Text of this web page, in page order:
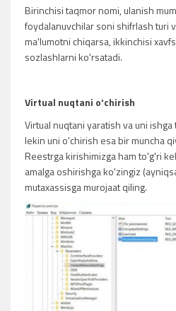
Birinchisi taqmor nomi, ulanish
foydalanuvchilar soni shifrlash turi
ma'lumotni chiqarsa, ikkinchisi
sozlashlarni ko'rsatadi.
Virtual nuqtani o'chirish
Virtual nuqtani yaratish va uni
lekin uni o'chirish esa bir muncha
Reestrga kirishimizga ham to'g'ri
amalga oshirishga ko'zingiz
mutaxassisga murojaat qiling.